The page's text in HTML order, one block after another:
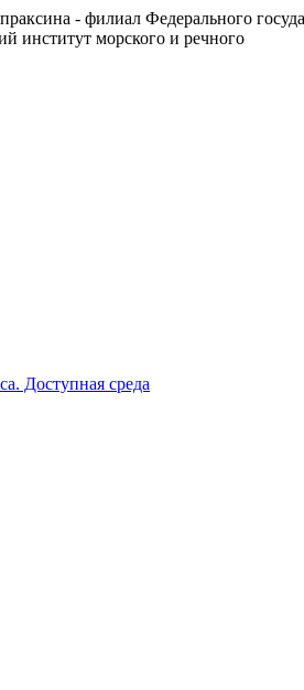
- филиал Федерального
институт морского и речного
Доступная среда